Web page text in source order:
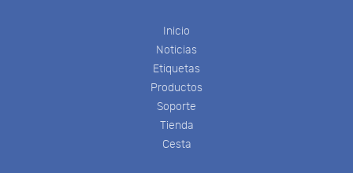
Inicio
Noticias
Etiquetas
Productos
Soporte
Tienda
Cesta